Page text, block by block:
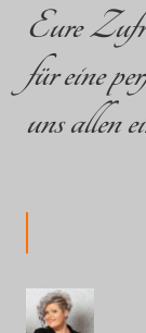
Eure
für eine
uns allen